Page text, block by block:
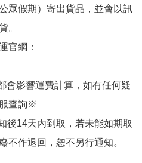
眾假期）寄出貨品，並會以訊
。
官網：
會影響運費計算，如有任何疑
查詢※
後14天內到取，若未能如期取
不作退回，恕不另行通知。